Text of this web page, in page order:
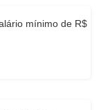
mínimo de R$